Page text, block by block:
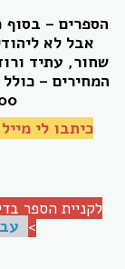
הספרים – בסוף
אבל לא
שחור, עתיד
100 לשניים
כיתבו לי
לקניית הספר
>